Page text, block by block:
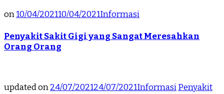
on10/04/202110/04/2021Informasi
Penyakit Sakit Gigi yang Sangat Meresahkan
Orang Orang
updated on24/07/202124/07/2021InformasiPenyakit